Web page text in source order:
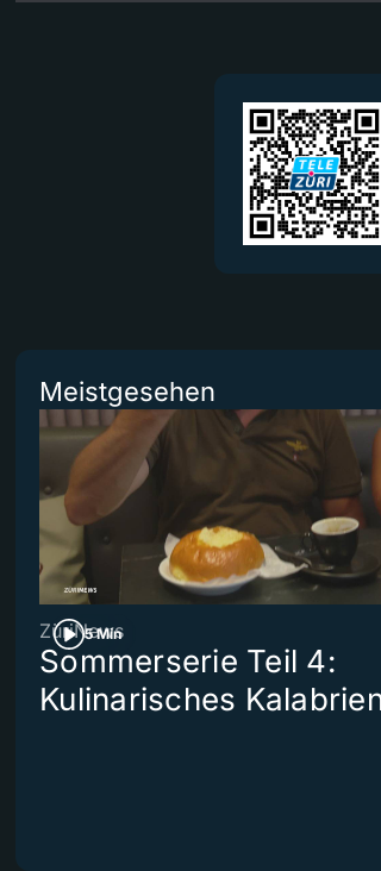
Meistgesehen
5 Min
ZüriNews
Sommerserie Teil 4:
Kulinarisches